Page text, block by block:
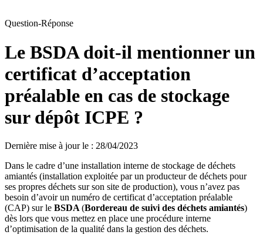
Question-Réponse
Le BSDA doit-il mentionner un
certificat d’acceptation
préalable en cas de stockage
sur dépôt ICPE ?
Dernière mise à jour le : 28/04/2023
Dans le cadre d’une installation interne de stockage de déchets
amiantés (installation exploitée par un producteur de déchets pour
ses propres déchets sur son site de production), vous n’avez pas
besoin d’avoir un numéro de certificat d’acceptation préalable
(CAP) sur le BSDA (Bordereau de suivi des déchets amiantés)
dès lors que vous mettez en place une procédure interne
d’optimisation de la qualité dans la gestion des déchets.